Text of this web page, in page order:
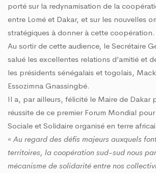
porté sur la redynamisation de la
entre Lomé et Dakar, et sur les nouvelles
stratégiques à donner à cette coopération.
Au sortir de cette audience, le Secrétaire
salué les excellentes relations d’amitié et
les présidents sénégalais et togolais,
Essozimna Gnassingbé.
Il a, par ailleurs, félicité le Maire de Dakar
réussite de ce premier Forum Mondial pour
Sociale et Solidaire organisé en terre
« Au regard des défis majeurs auxquels
territoires, la coopération sud-sud nous
mécanisme de solidarité entre nos